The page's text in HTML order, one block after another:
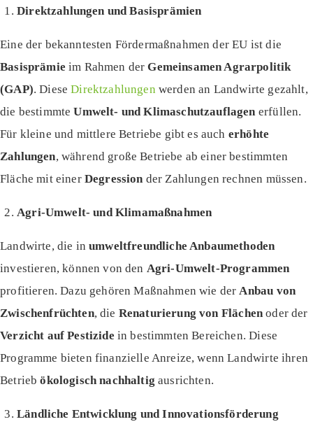
Direktzahlungen und Basisprämien
Eine der bekanntesten Fördermaßnahmen der EU ist die
Basisprämie im Rahmen derGemeinsamen Agrarpolitik
(GAP). DieseDirektzahlungen werden an Landwirte gezahlt,
die bestimmteUmwelt- und Klimaschutzauflagenerfüllen.
Für kleine und mittlere Betriebe gibt es auch erhöhte
Zahlungen, während große Betriebe ab einer bestimmten
Fläche mit einer Degressionder Zahlungen rechnen müssen.
Agri-Umwelt- und Klimamaßnahmen
Landwirte, die inumweltfreundliche Anbaumethoden
investieren, können von den Agri-Umwelt-Programmen
profitieren. Dazu gehören Maßnahmen wie derAnbau von
Zwischenfrüchten, die Renaturierung von Flächenoder der
Verzicht auf Pestizide in bestimmten Bereichen. Diese
Programme bieten finanzielle Anreize, wenn Landwirte ihren
Betriebökologisch nachhaltig ausrichten.
Ländliche Entwicklung und Innovationsförderung